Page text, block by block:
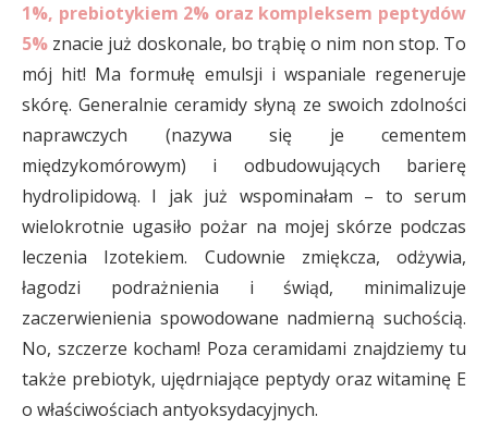
1%, prebiotykiem 2% oraz kompleksem peptydów
5% znacie już doskonale, bo trąbię o nim non stop. To
mój hit! Ma formułę emulsji i wspaniale regeneruje
skórę. Generalnie ceramidy słyną ze swoich zdolności
naprawczych (nazywa się je cementem
międzykomórowym) i odbudowujących barierę
hydrolipidową. I jak już wspominałam – to serum
wielokrotnie ugasiło pożar na mojej skórze podczas
leczenia Izotekiem. Cudownie zmiękcza, odżywia,
łagodzi podrażnienia i świąd, minimalizuje
zaczerwienienia spowodowane nadmierną suchością.
No, szczerze kocham! Poza ceramidami znajdziemy tu
także prebiotyk, ujędrniające peptydy oraz witaminę E
o właściwościach antyoksydacyjnych.